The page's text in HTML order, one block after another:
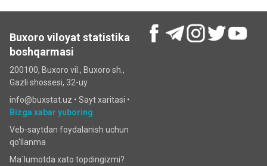
Buxoro viloyat statistika
boshqarmasi
200100, Buxoro vil., Buxoro sh.,
Gazli shossesi, 32-uy
info@buxstat.uz • Sayt xaritasi •
Bizga xabar yuboring
Veb-saytdan foydalanish uchun
qo'llanma
Ma`lumotda xato topdingizmi?